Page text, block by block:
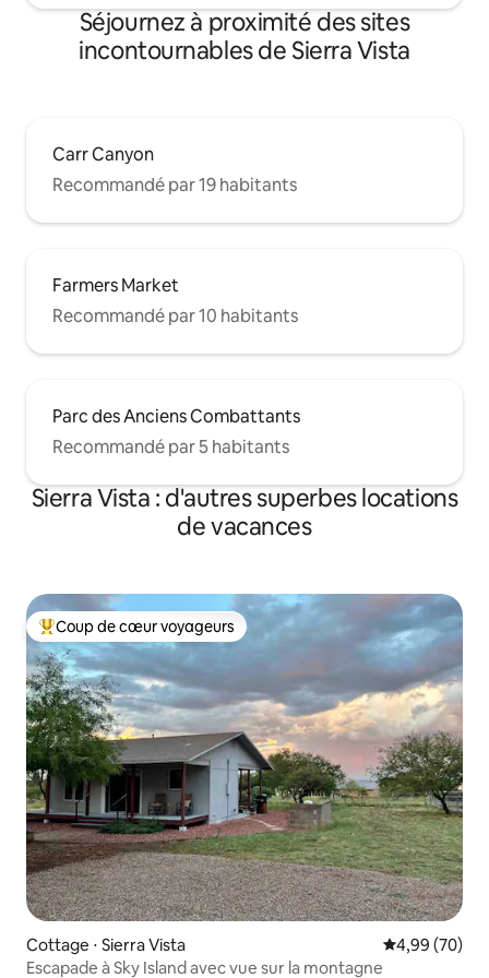
Séjournez à proximité des sites
incontournables de Sierra Vista
Carr Canyon
Recommandé par 19 habitants
Farmers Market
Recommandé par 10 habitants
Parc des Anciens Combattants
Recommandé par 5 habitants
Sierra Vista : d'autres superbes locations
de vacances
Coups de cœur voyageurs les plus appréciés
Coup de cœur voyageurs
Cottage ⋅ Sierra Vista Évaluation
4,99 (70)
Escapade à Sky Island avec vue sur la montagne